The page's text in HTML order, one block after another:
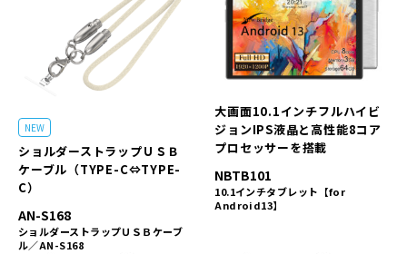
NEW
ショルダーストラップＵＳＢ
ケーブル（TYPE-C⇔TYPE-
C）
AN-S168
ショルダーストラップＵＳＢケーブ
ル／AN-S168
大画面10.1インチフルハイビ
ジョンIPS液晶と高性能8コア
プロセッサーを搭載
NBTB101
10.1インチタブレット【for
Android13】